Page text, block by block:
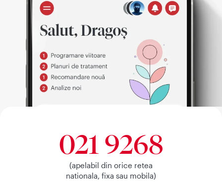
021 9268
(apelabil din orice retea
nationala, fixa sau mobila)